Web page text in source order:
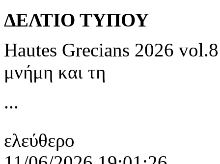
ΔΕΛΤΙΟ ΤΥΠΟΥ
Hautes Grecians 2026
μνήμη και τη
...
ελεύθερο